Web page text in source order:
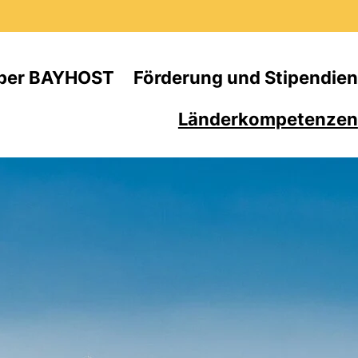
BAYHOST
Förderung und Stipendien
Länderkompetenzen